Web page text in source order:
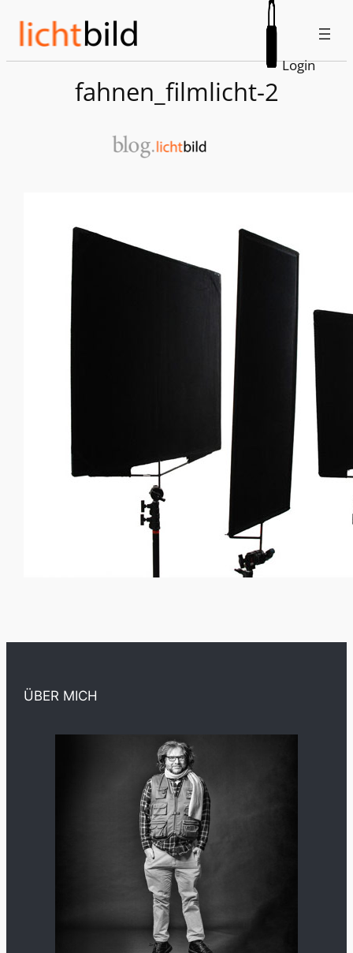
Inhalt
springen
Login
fahnen_filmlicht-2
ÜBER MICH